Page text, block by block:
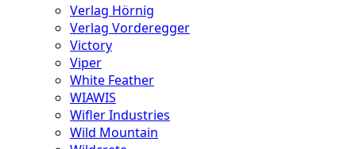
Verlag Hörnig
Verlag Vorderegger
Victory
Viper
White Feather
WIAWIS
Wifler Industries
Wild Mountain